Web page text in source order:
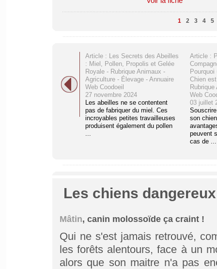
1 2 3 4 5
Article : Les Secrets des Abeilles
: Miel, Pollen, Propolis et Gelée
Royale - Rubrique Animaux -
Agriculture - Élevage - Annuaire
Web Coodoeil
27 novembre 2024
Les abeilles ne se contentent
pas de fabriquer du miel. Ces
incroyables petites travailleuses
produisent également du pollen
...
Article :
Pourquoi
Chien
Web
03 juillet
son
peuvent
cas de ...
Les chiens dangereux
Mâtin, canin molossoïde ça craint !
Qui ne s'est jamais retrouvé,
les forêts alentours, face à un
alors que son maitre n'a pas